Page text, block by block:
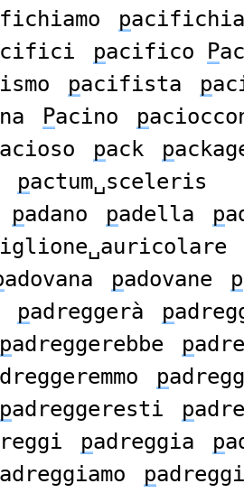
p
pacifico P
pacifista p
Pacino p
acioso pack p
pactum␣sceleris
padano padella p
adovana padovane p
padreggerà p
padreggerebbe p
p
padreggeresti p
padreggia p
adreggiamo p